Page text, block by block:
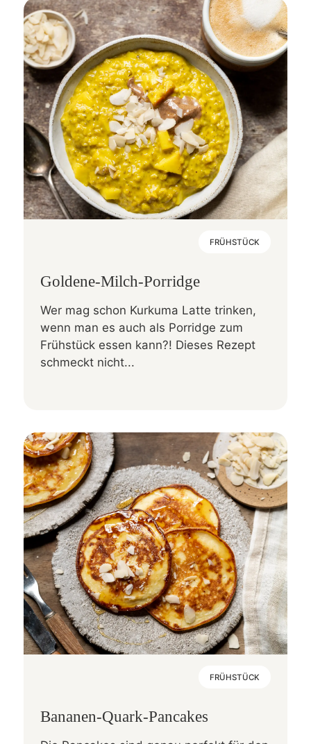
FRÜHSTÜCK
Goldene-Milch-Porridge
Wer mag schon Kurkuma Latte trinken,
wenn man es auch als Porridge zum
Frühstück essen kann?! Dieses Rezept
schmeckt nicht...
FRÜHSTÜCK
Bananen-Quark-Pancakes